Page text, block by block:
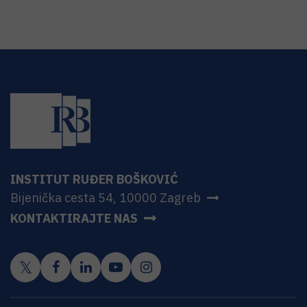
INSTITUT RUĐER BOŠKOVIĆ
Bijenička cesta 54, 10000 Zagreb
KONTAKTIRAJTE NAS